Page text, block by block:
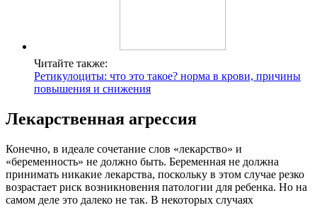
Читайте также:
Ретикулоциты: что это такое? норма в крови, причины
повышения и снижения
Лекарственная агрессия
Конечно, в идеале сочетание слов «лекарство» и
«беременность» не должно быть. Беременная не должна
принимать никакие лекарства, поскольку в этом случае резко
возрастает риск возникновения патологии для ребенка. Но на
самом деле это далеко не так. В некоторых случаях